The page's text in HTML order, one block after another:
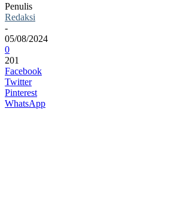
Penulis
Redaksi
-
05/08/2024
0
201
Facebook
Twitter
Pinterest
WhatsApp